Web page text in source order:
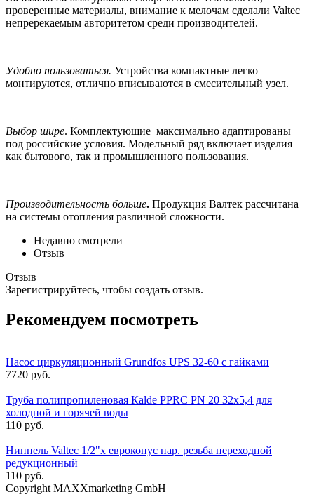
проверенные материалы, внимание к мелочам сделали Valtec
непререкаемым авторитетом среди производителей.
Удобно пользоваться. Устройства компактные легко
монтируются, отлично вписываются в смесительный узел.
Выбор шире. Комплектующие максимально адаптированы
под российские условия. Модельный ряд включает изделия
как бытового, так и промышленного пользования.
Производительность больше. Продукция Валтек рассчитана
на системы отопления различной сложности.
Недавно смотрели
Отзыв
Отзыв
Зарегистрируйтесь, чтобы создать отзыв.
Рекомендуем посмотреть
Насос циркуляционный Grundfos UPS 32-60 с гайками
7720 руб.
Труба полипропиленовая Кalde PPRC PN 20 32х5,4 для
холодной и горячей воды
110 руб.
Ниппель Valtec 1/2"х евроконус нар. резьба переходной
редукционный
110 руб.
Copyright MAXXmarketing GmbH